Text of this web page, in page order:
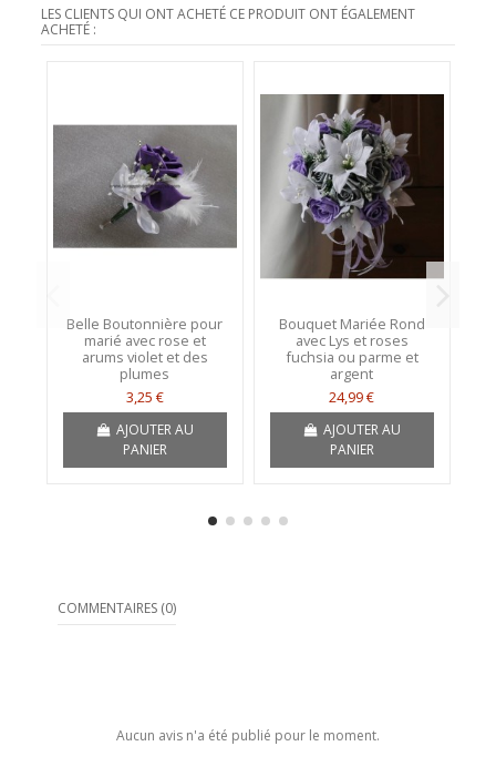
LES CLIENTS QUI ONT ACHETÉ CE PRODUIT ONT ÉGALEMENT
ACHETÉ :
Belle Boutonnière pour
marié avec rose et
arums violet et des
plumes
3,25 €
AJOUTER AU
PANIER
Bouquet Mariée Rond
avec Lys et roses
fuchsia ou parme et
argent
24,99 €
AJOUTER AU
PANIER
COMMENTAIRES (0)
Aucun avis n'a été publié pour le moment.